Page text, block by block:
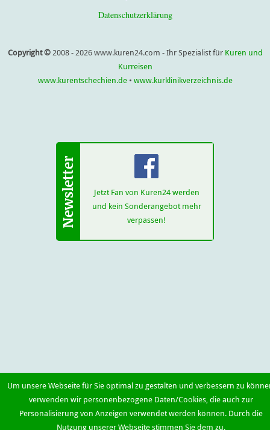
Datenschutzerklärung
Copyright ©2008 - 2026 www.kuren24.com - Ihr Spezialist für Kuren und
Kurreisen
www.kurentschechien.de• www.kurklinikverzeichnis.de
Jetzt Fan von Kuren24 werden
und kein Sonderangebot mehr
verpassen!
Um unsere Webseite für Sie optimal zu gestalten und verbessern zu
verwenden wir personenbezogene Daten/Cookies, die auch zur
Personalisierung von Anzeigen verwendet werden können. Durch die
Nutzung unserer Webseite stimmen Sie dem zu.